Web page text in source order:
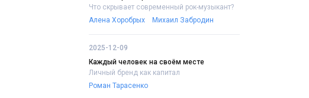
Что скрывает современный рок-музыкант?
Алена Хоробрых
Михаил Забродин
2025-12-09
Каждый человек на своём месте
Личный бренд как капитал
Роман Тарасенко